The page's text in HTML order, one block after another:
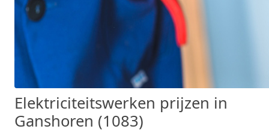
Elektriciteitswerken prijzen in
Ganshoren (1083)